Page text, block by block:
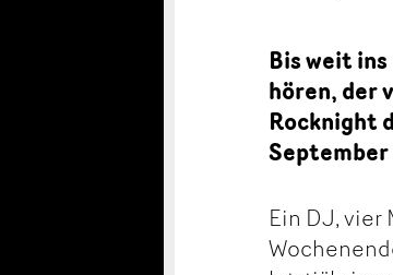
Bis weit
hören, der
Rocknight
Ein DJ,